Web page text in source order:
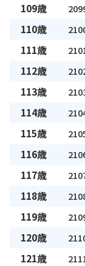
109歳
110歳
111歳
112歳
113歳
114歳
115歳
116歳
117歳
118歳
119歳
120歳
121歳